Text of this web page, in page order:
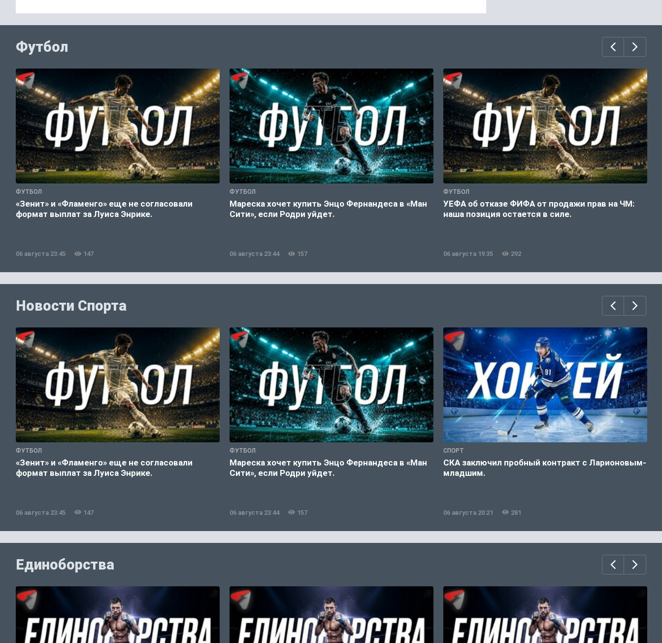
Футбол
ФУТБОЛ
«Зенит» и «Фламенго» еще не согласовали
формат выплат за Луиса Энрике.
06 августа 23:45 147
ФУТБОЛ
Мареска хочет купить Энцо Фернандеса в «Ман
Сити», если Родри уйдет.
06 августа 23:44 157
ФУТБОЛ
УЕФА об отказе ФИФА от продажи прав на ЧМ:
наша позиция остается в силе.
06 августа 19:35 292
Новости Спорта
ФУТБОЛ
«Зенит» и «Фламенго» еще не согласовали
формат выплат за Луиса Энрике.
06 августа 23:45 147
ФУТБОЛ
Мареска хочет купить Энцо Фернандеса в «Ман
Сити», если Родри уйдет.
06 августа 23:44 157
СПОРТ
СКА заключил пробный контракт с Ларионовым-
младшим.
06 августа 20:21 281
Единоборства